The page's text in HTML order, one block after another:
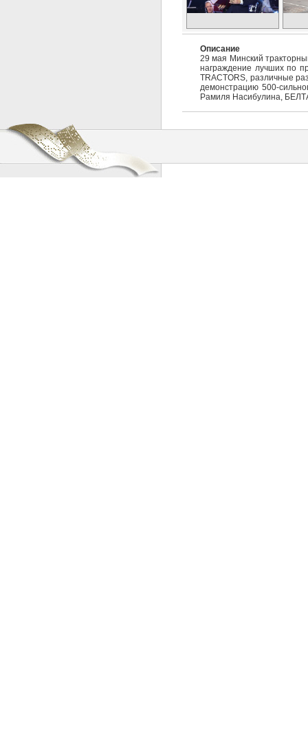
Описание
29 мая Минский
награждение лучших по
TRACTORS, различные
демонстрацию 500-
Рамиля Насибулина,